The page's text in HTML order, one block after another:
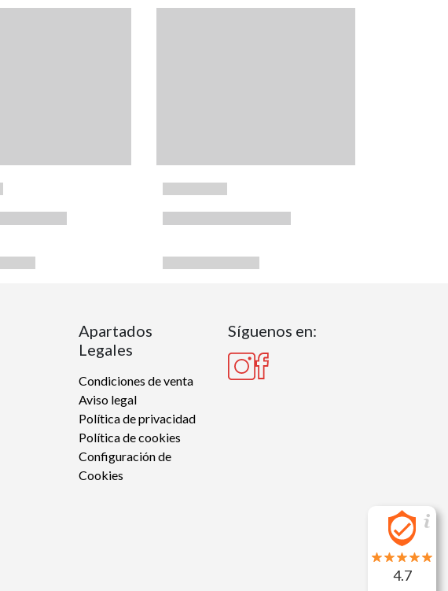
Apartados
Legales
Condiciones de venta
Aviso legal
Política de privacidad
Política de cookies
Configuración de
Cookies
Síguenos en:
4.7